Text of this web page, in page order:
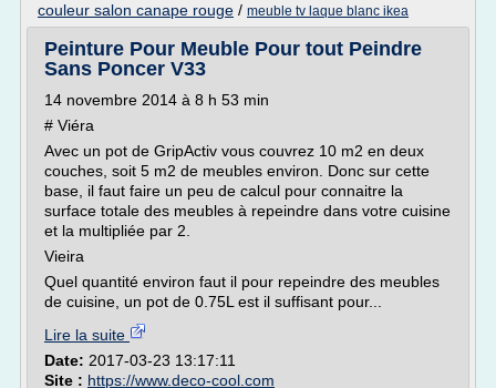
couleur salon canape rouge / meuble tv laque blanc ikea
Peinture Pour Meuble Pour tout Peindre
Sans Poncer V33
14 novembre 2014 à 8 h 53 min
# Viéra
Avec un pot de GripActiv vous couvrez 10 m2 en deux
couches, soit 5 m2 de meubles environ. Donc sur cette
base, il faut faire un peu de calcul pour connaitre la
surface totale des meubles à repeindre dans votre cuisine
et la multipliée par 2.
Vieira
Quel quantité environ faut il pour repeindre des meubles
de cuisine, un pot de 0.75L est il suffisant pour...
Lire la suite
Date: 2017-03-23 13:17:11
Site : https://www.deco-cool.com